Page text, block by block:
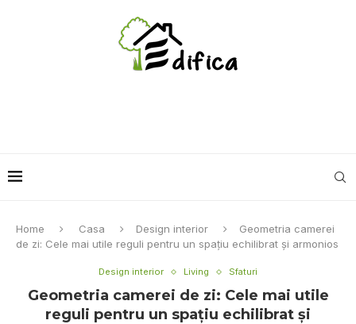
Home Casa Design interior
Geometria camerei
de zi: Cele mai utile reguli pentru un spaţiu echilibrat şi armonios
Design interior Living Sfaturi
Geometria camerei de zi: Cele mai utile
reguli pentru un spaţiu echilibrat şi